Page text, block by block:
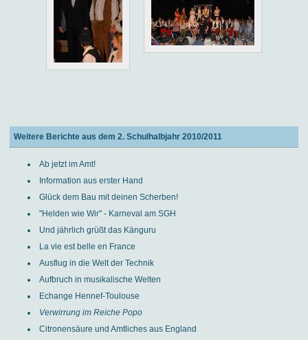
Weitere Berichte aus dem 2. Schulhalbjahr 2010/2011
Ab jetzt im Amt!
Information aus erster Hand
Glück dem Bau mit deinen Scherben!
"Helden wie Wir" - Karneval am SGH
Und jährlich grüßt das Känguru
La vie est belle en France
Ausflug in die Welt der Technik
Aufbruch in musikalische Welten
Echange Hennef-Toulouse
Verwirrung im Reiche Popo
Citronensäure und Amtliches aus England